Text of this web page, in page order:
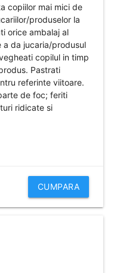
copiilor mai mici de
produselor la
orice ambalaj al
a da jucaria/produsul
copilul in timp
Pastrati
referinte viitoare.
de foc; feriti
ridicate si
CUMPARA